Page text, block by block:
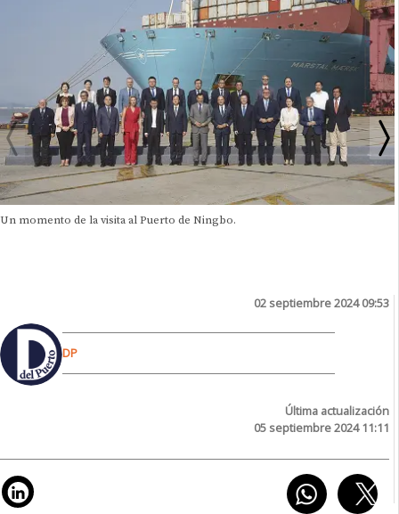
Un momento de la visita al Puerto de Ningbo.
02 septiembre 2024 09:53
DP
Última actualización
05 septiembre 2024 11:11